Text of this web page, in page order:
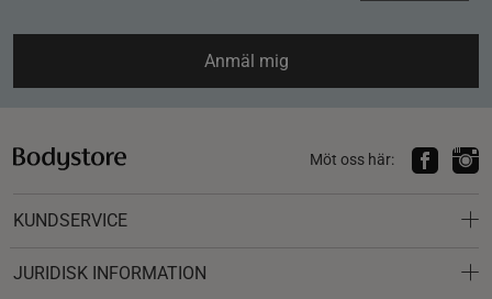
Anmäl mig
Möt oss här:
KUNDSERVICE
JURIDISK INFORMATION